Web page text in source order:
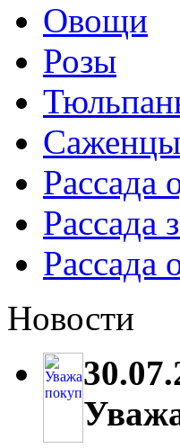
Овощи
Розы
Саженцы
Рассада
Рассада
Рассада
Новости